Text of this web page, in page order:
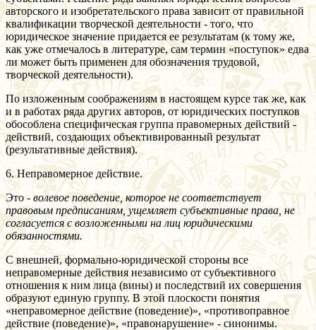
авторского и изобретательского права зависит от правильной
квалификации творческой деятельности - того, что
юридическое значение придается ее результатам (к тому же,
как уже отмечалось в литературе, сам термин «поступок» едва
ли может быть применен для обозначения трудовой,
творческой деятельности).
По изложенным соображениям в настоящем курсе так же, как
и в работах ряда других авторов, от юридических поступков
обособлена специфическая группа правомерных действий -
действий, создающих объективированный результат
(результативные действия).
6. Неправомерное действие.
Это - волевое поведение, которое не соответствует
правовым предписаниям, ущемляет субъективные права, не
согласуется с возложенными на лиц юридическими
обязанностями.
C внешней, формально-юридической стороны все
неправомерные действия независимо от субъективного
отношения к ним лица (вины) и последствий их совершения
образуют единую группу. В этой плоскости понятия
«неправомерное действие (поведение)», «противоправное
действие (поведение)», «правонарушение» - синонимы.